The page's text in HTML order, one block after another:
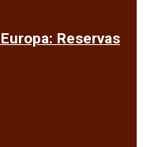
Reservas